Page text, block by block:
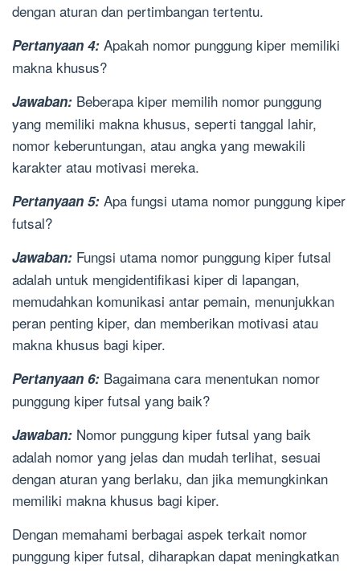
dengan aturan dan pertimbangan tertentu.
Pertanyaan 4: Apakah nomor punggung kiper memiliki
makna khusus?
Jawaban: Beberapa kiper memilih nomor punggung
yang memiliki makna khusus, seperti tanggal lahir,
nomor keberuntungan, atau angka yang mewakili
karakter atau motivasi mereka.
Pertanyaan 5: Apa fungsi utama nomor punggung kiper
futsal?
Jawaban: Fungsi utama nomor punggung kiper futsal
adalah untuk mengidentifikasi kiper di lapangan,
memudahkan komunikasi antar pemain, menunjukkan
peran penting kiper, dan memberikan motivasi atau
makna khusus bagi kiper.
Pertanyaan 6: Bagaimana cara menentukan nomor
punggung kiper futsal yang baik?
Jawaban: Nomor punggung kiper futsal yang baik
adalah nomor yang jelas dan mudah terlihat, sesuai
dengan aturan yang berlaku, dan jika memungkinkan
memiliki makna khusus bagi kiper.
Dengan memahami berbagai aspek terkait nomor
punggung kiper futsal, diharapkan dapat meningkatkan